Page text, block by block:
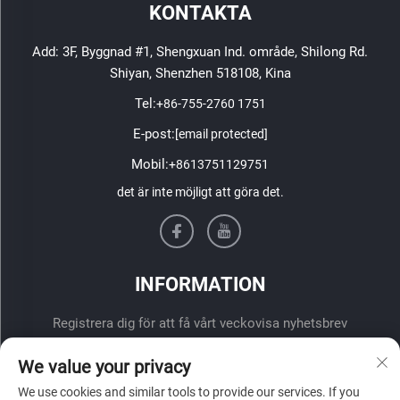
KONTAKTA
Add: 3F, Byggnad #1, Shengxuan Ind. område, Shilong Rd.
Shiyan, Shenzhen 518108, Kina
Tel:+86-755-2760 1751
E-post:[email protected]
Mobil:+8613751129751
det är inte möjligt att göra det.
INFORMATION
Registrera dig för att få vårt veckovisa nyhetsbrev
We value your privacy
We use cookies and similar tools to provide our services. If you